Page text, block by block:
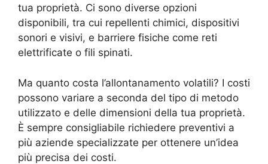
tua proprietà. Ci sono diverse opzioni
disponibili, tra cui repellenti chimici, dispositivi
sonori e visivi, e barriere fisiche come reti
elettrificate o fili spinati.
Ma quanto costa l’allontanamento volatili? I costi
possono variare a seconda del tipo di metodo
utilizzato e delle dimensioni della tua proprietà.
È sempre consigliabile richiedere preventivi a
più aziende specializzate per ottenere un’idea
più precisa dei costi.